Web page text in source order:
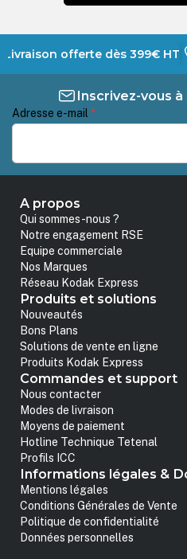
Livraison offerte dès 399€ HT
Inscrivez-vous
Adresse e-mail *
A propos
Qui sommes-nous ?
Notre engagement RSE
Equipe commerciale
Nos Marques
Réseau Kodak Express
Produits et solutions
Nouveautés
Bons Plans
Solutions de vente en ligne
Produits Kodak Express
Commandes et support
Nous contacter
Modes de livraison
Moyens de paiement
Hotline Technique Tetenal
Profils ICC
Informations légales &
Mentions légales
Conditions Générales de Vente
Politique de confidentialité
Données personnelles